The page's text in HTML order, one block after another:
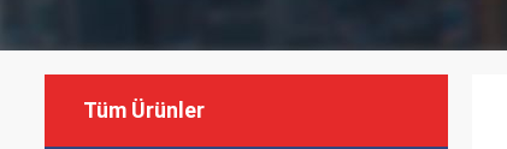
Tüm Ürünler